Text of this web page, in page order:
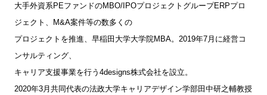
大手外資系PEファンドのMBO/IPOプロジェクトグループERPプロ
ジェクト、M&A案件等の数多くの
プロジェクトを推進、早稲田大学大学院MBA。2019年7月に経営コ
ンサルティング、
キャリア支援事業を行う4designs株式会社を設立。
2020年3月共同代表の法政大学キャリアデザイン学部田中研之輔教授